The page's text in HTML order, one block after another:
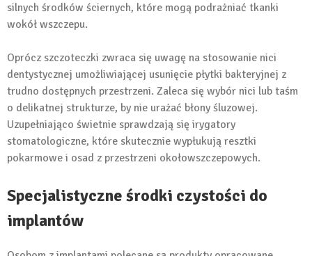
silnych środków ściernych, które mogą podrażniać tkanki
wokół wszczepu.
Oprócz szczoteczki zwraca się uwagę na stosowanie nici
dentystycznej umożliwiającej usunięcie płytki bakteryjnej z
trudno dostępnych przestrzeni. Zaleca się wybór nici lub taśm
o delikatnej strukturze, by nie urażać błony śluzowej.
Uzupełniająco świetnie sprawdzają się irygatory
stomatologiczne, które skutecznie wypłukują resztki
pokarmowe i osad z przestrzeni okołowszczepowych.
Specjalistyczne środki czystości do
implantów